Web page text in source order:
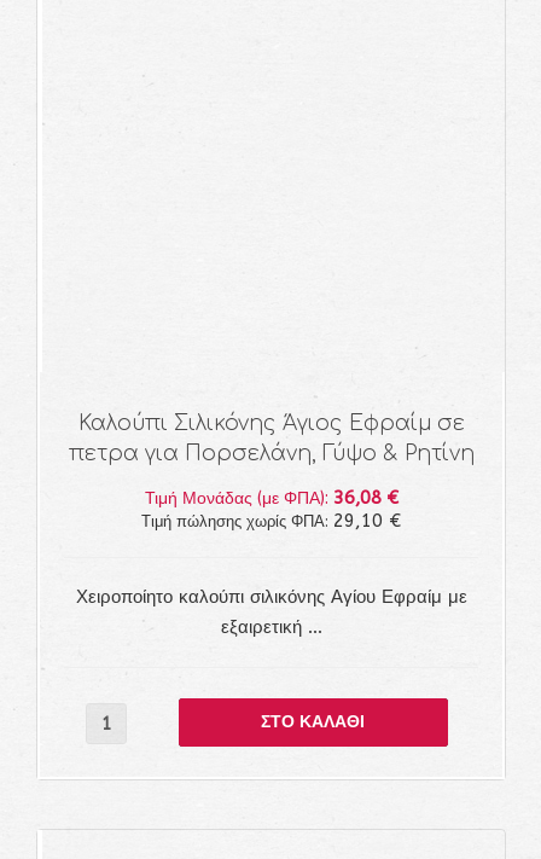
Καλούπι Σιλικόνης Άγιος Εφραίμ σε
πετρα για Πορσελάνη, Γύψο & Ρητίνη
Τιμή Μονάδας (με ΦΠΑ): 36,08 €
Τιμή πώλησης χωρίς ΦΠΑ: 29,10 €
Χειροποίητο καλούπι σιλικόνης Αγίου Εφραίμ με
εξαιρετική ...